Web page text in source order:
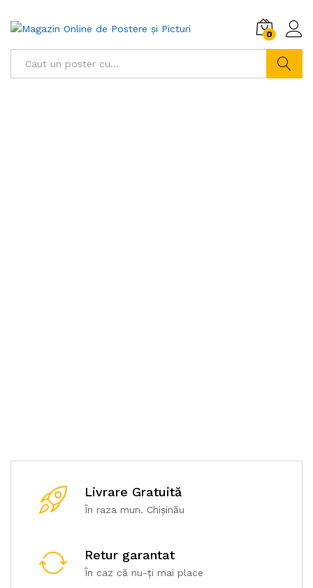
0
PostersLivrare Gratuită
În raza mun. Chișinău
Retur garantat
În caz că nu-ți mai place